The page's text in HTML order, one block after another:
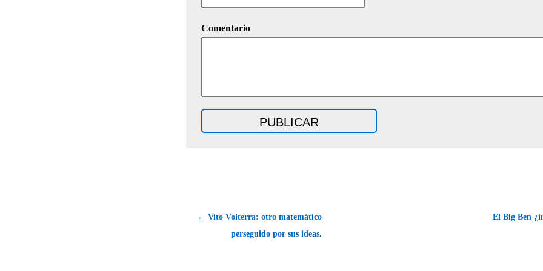
Comentario
← Vito Volterra: otro matemático
perseguido por sus ideas.
El Big Ben